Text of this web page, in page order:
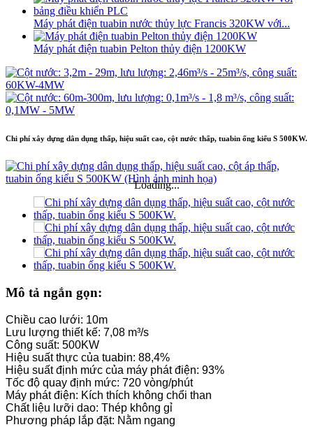
Máy phát điện tuabin nước thủy lực Francis 320KW với...
Máy phát điện tuabin Pelton thủy điện 1200KW
Chi phí xây dựng dân dụng thấp, hiệu suất cao, cột nước thấp, tuabin ống kiểu S 500KW.
Loading...
Mô tả ngắn gọn:
Chiều cao lưới: 10m
Lưu lượng thiết kế: 7,08 m³/s
Công suất: 500KW
Hiệu suất thực của tuabin: 88,4%
Hiệu suất định mức của máy phát điện: 93%
Tốc độ quay định mức: 720 vòng/phút
Máy phát điện: Kích thích không chổi than
Chất liệu lưỡi dao: Thép không gỉ
Phương pháp lắp đặt: Nằm ngang